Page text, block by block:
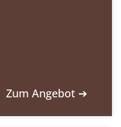
Zum Angebot ➔